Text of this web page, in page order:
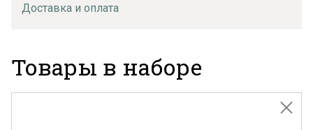
Доставка и оплата
Товары в наборе